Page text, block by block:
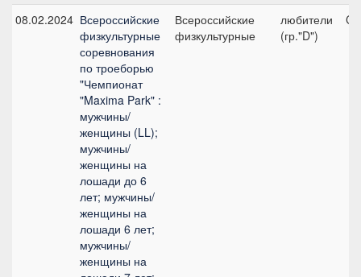
08.02.2024 Всероссийские
физкультурные
соревнования
по троеборью
"Чемпионат
"Maxima Park" :
мужчины/
женщины (LL);
мужчины/
женщины на
лошади до 6
лет; мужчины/
женщины на
лошади 6 лет;
мужчины/
женщины на
Всероссийские
физкультурные
любители
(гр."D")